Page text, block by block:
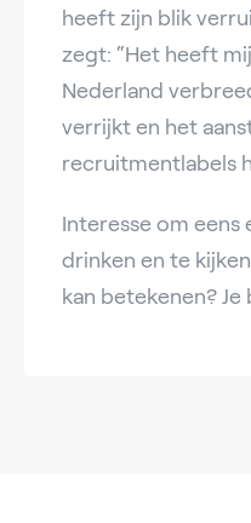
heeft zijn blik
zegt: “Het heeft
Nederland
verrijkt en het
recruitmentlabels
Interesse om eens
drinken en te
kan betekenen?